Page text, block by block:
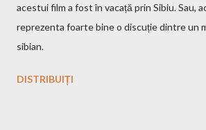
acestui film a fost în vacață prin Sibiu. Sau,
reprezenta foarte bine o discuție dintre un
sibian.
DISTRIBUIȚI